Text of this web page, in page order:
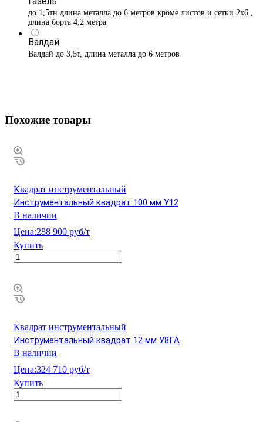
до 1,5тн длина металла до 6 метров кроме листов и сетки 2х6 ,
длина борта 4,2 метра
Валдай
Валдай до 3,5т, длина металла до 6 метров
Похожие товары
Квадрат инструментальный
Инструментальный квадрат 100 мм У12
В наличии
Цена:288 900 руб/т
Купить
Квадрат инструментальный
Инструментальный квадрат 12 мм У8ГА
В наличии
Цена:324 710 руб/т
Купить